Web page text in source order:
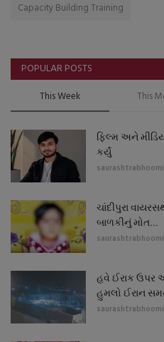
Capacity Building Training
POPULAR POSTS
This Week This
ફિલ્મ અને
કર્યું
saurashtrabhoomi
ચાંદીપુરા
બાળકીનું મોત...
saurashtrabhoomi
હવે ઈરાક ઉપર
હુમલો ઈરાન
saurashtrabhoomi